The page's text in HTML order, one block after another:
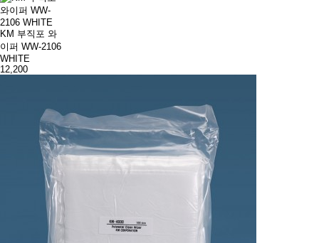
KM 부직포 와
이퍼 WW-2106
WHITE
12,200